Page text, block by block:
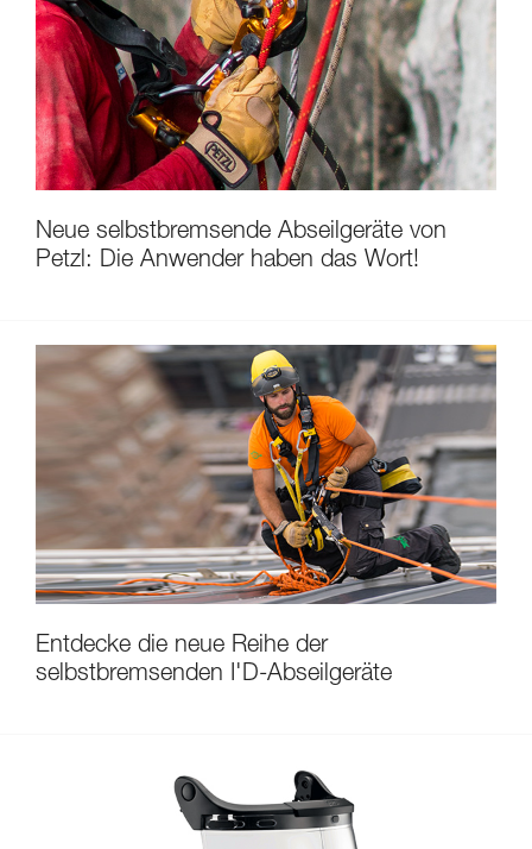
Neue selbstbremsende Abseilgeräte von
Petzl: Die Anwender haben das Wort!
Entdecke die neue Reihe der
selbstbremsenden I'D-Abseilgeräte